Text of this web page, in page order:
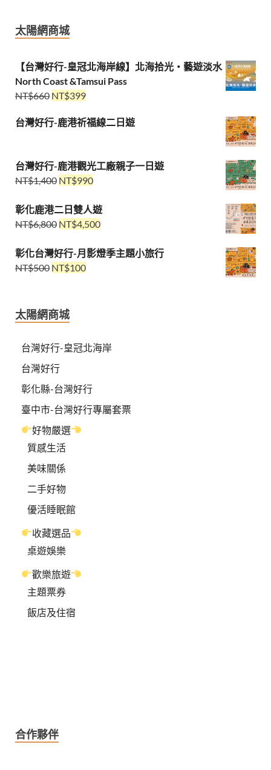
太陽網商城
【台灣好行-皇冠北海岸線】北海拾光・藝遊淡水
North Coast &Tamsui Pass
NT$660 NT$399
台灣好行-鹿港祈福線二日遊
台灣好行-鹿港觀光工廠親子一日遊
NT$1,400 NT$990
彰化鹿港二日雙人遊
NT$6,800 NT$4,500
彰化台灣好行-月影燈季主題小旅行
NT$500 NT$100
太陽網商城
台灣好行-皇冠北海岸
台灣好行
彰化縣-台灣好行
臺中市-台灣好行專屬套票
好物嚴選
質感生活
美味關係
二手好物
優活睡眠館
收藏選品
桌遊娛樂
歡樂旅遊
主題票券
飯店及住宿
合作夥伴